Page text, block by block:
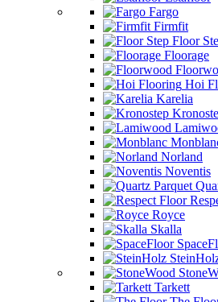
Fargo
Firmfit
Floor
Floorage
Hoi
Karelia
Norland
Noventis
Royce
Skalla
Tarkett